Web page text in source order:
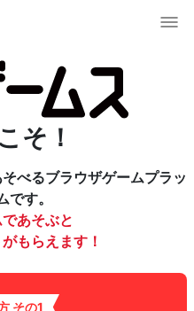
そ！
べるブラウザゲームプラッ
です。
あそぶと
もらえます！
その1